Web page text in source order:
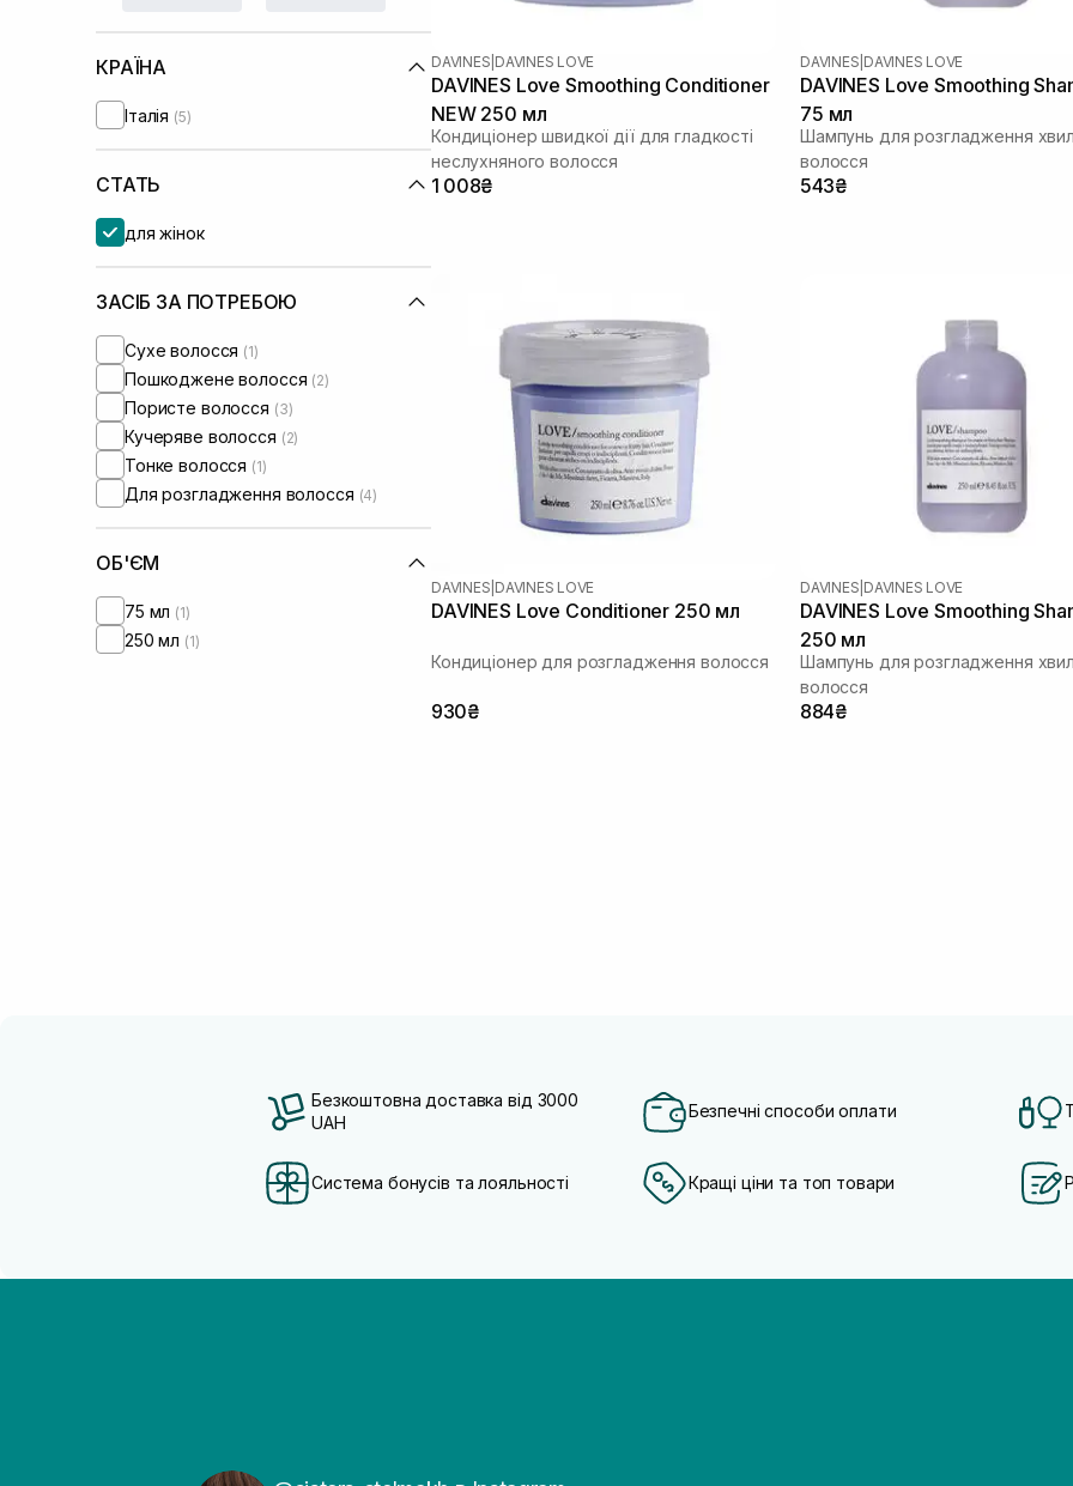
КРАЇНА
Італія (5)
СТАТЬ
для жінок
ЗАСІБ ЗА ПОТРЕБОЮ
Сухе волосся (1)
Пошкоджене волосся (2)
Пористе волосся (3)
Кучеряве волосся (2)
Тонке волосся (1)
Для розгладження волосся (4)
ОБ'ЄМ
75 мл (1)
250 мл (1)
DAVINES DAVINES LOVE
DAVINES Love Smoothing Conditioner
NEW 250 мл
Кондиціонер швидкої дії для гладкості
неслухняного волосся
1 008₴
DAVINES DAVINES LOVE
DAVINES Love Smoothing
75 мл
Шампунь для розгладження
волосся
543₴
DAVINES DAVINES LOVE
DAVINES Love Conditioner 250 мл
Кондиціонер для розгладження волосся
930₴
DAVINES DAVINES LOVE
DAVINES Love Smoothing
250 мл
Шампунь для розгладження
волосся
884₴
Безкоштовна доставка від 3000
UAH
Безпечні способи оплати
Система бонусів та лояльності Кращі ціни та топ товари